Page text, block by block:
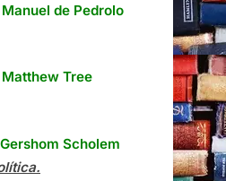
Manuel de Pedrolo
Matthew Tree
Gershom Scholem